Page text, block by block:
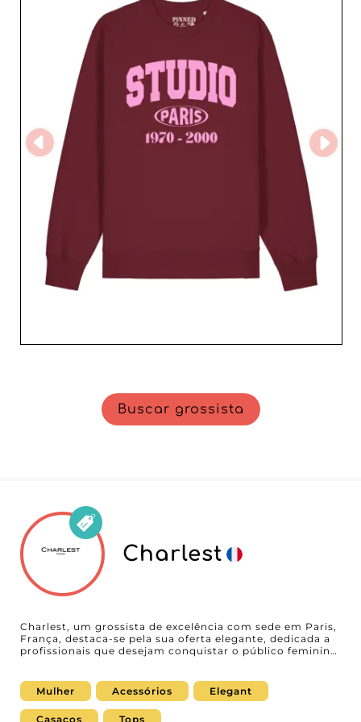
provas. O compromisso em oferecer produtos de
qualidade superior e cumprir prazos de entrega é uma
promessa mantida todos os dias. Este grossista
compreende as suas necessidades e esforça-se por
oferecer as melhores soluções para ajudar a ter sucesso
num mercado competitivo. Opte por PINNED BY K &
SHIRT WANTED, um parceiro em quem pode confiar
para enriquecer a sua oferta e atrair a clientela feminina
com artigos que unem estilo, qualidade e modernidade.
A dedicação em ajudar os retalhistas a prosperar faz
toda a diferença.
Buscar grossista
Charlest
Charlest, um grossista de excelência com sede em Paris,
França, destaca-se pela sua oferta elegante, dedicada a
profissionais que desejam conquistar o público feminino
nossa plataforma B2B para oferecer aos retalhistas uma
experiência de compra inigualável e produtos de
exceção. Este grossista parisiense tira partido da
Mulher Acessórios Elegant
Casacos Tops